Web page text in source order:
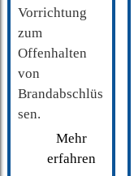
Vorrichtung
zum
Offenhalten
von
Brandabschlüs
sen.
Mehr
erfahren